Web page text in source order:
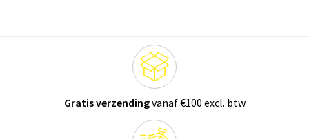
Gratis verzendingvanaf €100 excl. btw